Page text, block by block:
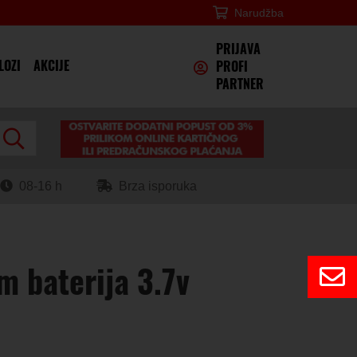
×
Narudžba
AKCIJE
PRIJAVA
PROFI
PARTNER
08-16 h Brza isporuka
baterija 3.7v